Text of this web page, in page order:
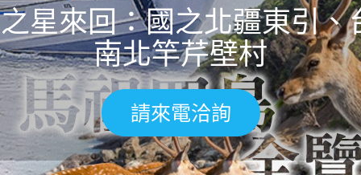
星來回：國之北疆東引
南北竿芹壁村
請來電洽詢